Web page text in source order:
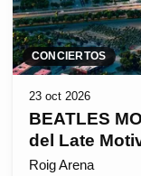
CONCIERTOS
23 oct 2026
BEATLES
del Late
Roig Arena